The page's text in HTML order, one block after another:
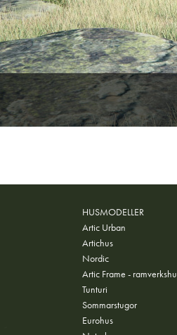
HUSMODELLER
Artic Urban
Artichus
Nordic
Artic Frame -
Tunturi
Sommarstugor
Eurohus